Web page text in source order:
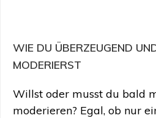
WIE DU ÜBERZEUGEND
MODERIERST
Willst oder musst du bald
moderieren? Egal, ob nur